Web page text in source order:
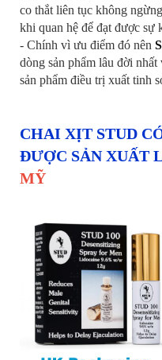
co thắt liên tục không
khi quan hệ để đạt được sự
- Chính vì ưu điểm đó nên
dòng sản phẩm lâu đời
sản phẩm điều trị xuất tinh
CHAI XỊT STUD
ĐƯỢC SẢN XUẤT
MỸ